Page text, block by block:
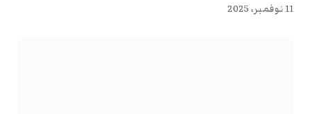
11 نوفمبر، 2025